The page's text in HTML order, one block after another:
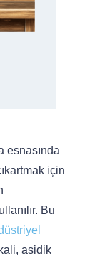
PLUS
Kimya
esnasında
için
Bu
asidik